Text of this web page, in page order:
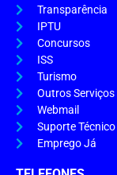
Transparência
IPTU
Concursos
ISS
Turismo
Outros Serviços
Webmail
Suporte Técnico
Emprego Já